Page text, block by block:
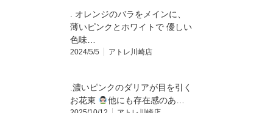
. オレンジのバラをメインに、
薄いピンクとホワイトで 優しい
色味…
2024/5/5 アトレ川崎店
.濃いピンクのダリアが目を引く
お花束
他にも存在感のあ…